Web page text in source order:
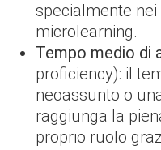
specialmente
microlearning.
Tempo medio di
proficiency): il
neoassunto o
raggiunga la
proprio ruolo